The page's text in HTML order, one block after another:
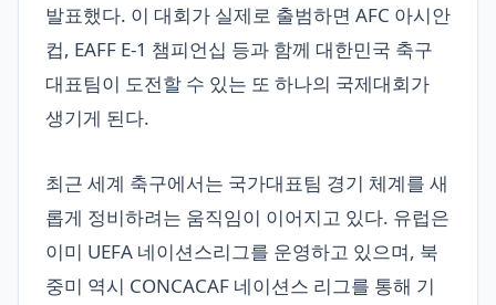
발표했다. 이 대회가 실제로 출범하면 AFC 아시안
컵, EAFF E-1 챔피언십 등과 함께 대한민국 축구
대표팀이 도전할 수 있는 또 하나의 국제대회가
생기게 된다.
최근 세계 축구에서는 국가대표팀 경기 체계를 새
롭게 정비하려는 움직임이 이어지고 있다. 유럽은
이미 UEFA 네이션스리그를 운영하고 있으며, 북
중미 역시 CONCACAF 네이션스 리그를 통해 기